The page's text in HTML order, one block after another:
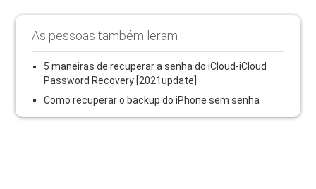
As pessoas também leram
5 maneiras de recuperar a senha do iCloud-iCloud
Password Recovery [2021update]
Como recuperar o backup do iPhone sem senha